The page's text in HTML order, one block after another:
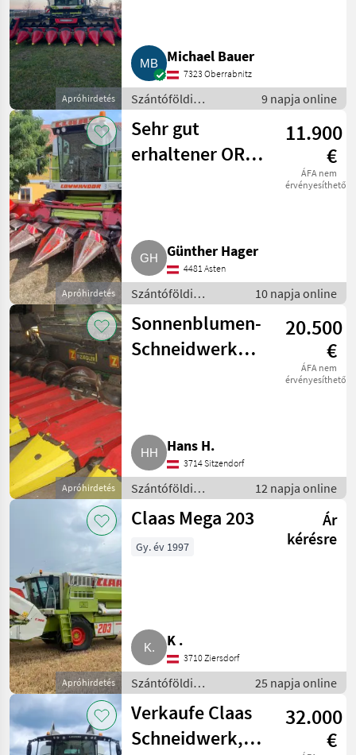
Apróhirdetés
Michael Bauer
7323 Oberrabnitz
Szántóföldi
betakarítógépek /
Kombájn adapter
9 napja online
Apróhirdetés
Sehr gut
erhaltener OROS
11.900
€
ÁFA nem
érvényesíthető
Günther Hager
4481 Asten
Szántóföldi
betakarítógépek /
Kombájn adapter
10 napja online
Apróhirdetés
Sonnenblumen-
Schneidwerk
20.500
€
ÁFA nem
érvényesíthető
Hans H.
3714 Sitzendorf
Szántóföldi
betakarítógépek /
Kombájn adapter
12 napja online
Apróhirdetés
Claas Mega 203
Ár
kérésre
Gy. év 1997
K .
3710 Ziersdorf
Szántóföldi
betakarítógépek /
Kombájn adapter
25 napja online
Verkaufe Claas
Schneidwerk,
32.000
€